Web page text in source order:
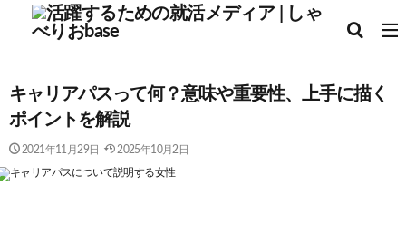
キャリアパスって何？意味や重要性、上手に描く
ポイントを解説
2021年11月29日 2025年10月2日